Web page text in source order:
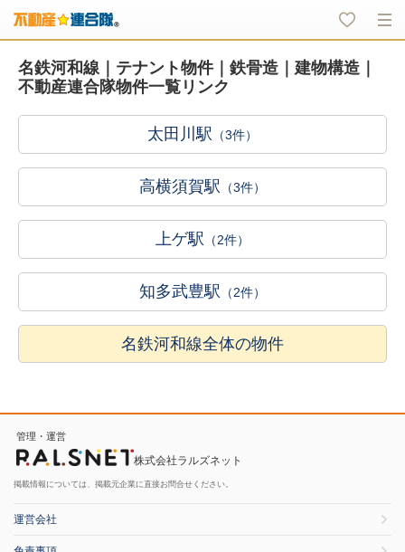
名鉄河和線｜テナント物件｜鉄骨造｜建物構造｜
不動産連合隊物件一覧リンク
太田川駅 （3件）
高横須賀駅 （3件）
上ゲ駅 （2件）
知多武豊駅 （2件）
名鉄河和線全体の物件
管理・運営
株式会社ラルズネット
掲載情報については、掲載元企業に直接お問合せください。
運営会社